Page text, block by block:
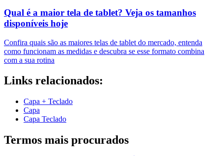
Qual é a maior tela de tablet? Veja os tamanhos
disponíveis hoje
Confira quais são as maiores telas de tablet do mercado, entenda
como funcionam as medidas e descubra se esse formato combina
com a sua rotina
Links relacionados:
Capa + Teclado
Capa
Capa Teclado
Termos mais procurados